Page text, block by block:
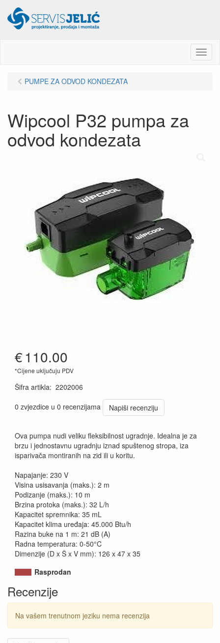
M
e
PUMPE ZA ODVOD KONDEZATA
Wipcool P32 pumpa za
odvod kondezata
€110.00
*Cijene uključuju PDV
Šifra artikla: 2202006
0 zvjezdice u 0 recenzijama
Napiši recenziju
Ova pumpa nudi veliku fleksibilnost ugradnje. Idealna je za
brzu i jednostavnu ugradnju iznad spuštenog stropa, iza
isparivača montiranih na zid ili u koritu.
Napajanje: 230 V
Visina usisavanja (maks.): 2 m
Podizanje (maks.): 10 m
Brzina protoka (maks.): 32 L/h
Kapacitet spremnika: 35 mL
Kapacitet klima uređaja: 45.000 Btu/h
Razina buke na 1 m: 21 dB (A)
Radna temperatura: 0-50°C
Dimenzije (D x Š x V mm): 126 x 47 x 35
Rasprodan
Recenzije
Na vašem trenutnom jeziku nema recenzija